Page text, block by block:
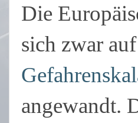
Die
sich zwar
angewandt.